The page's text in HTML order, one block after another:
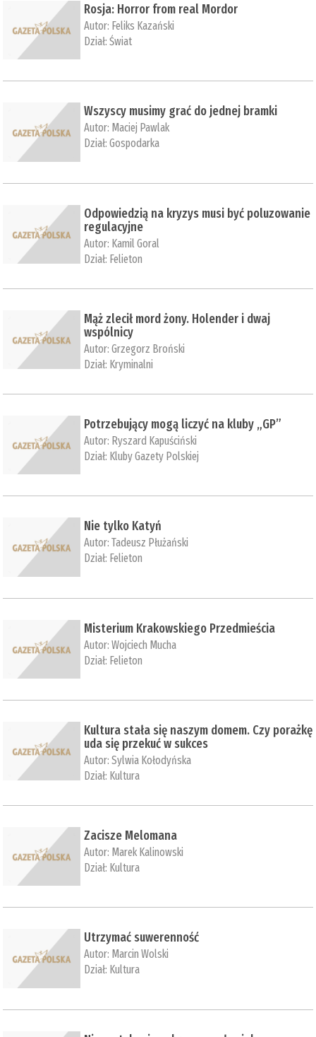
Rosja: Horror from real Mordor
Autor: Feliks Kazański
Dział:Świat
Wszyscy musimy grać do jednej bramki
Autor: Maciej Pawlak
Dział:Gospodarka
Odpowiedzią na kryzys musi być poluzowanie
regulacyjne
Autor: Kamil Goral
Dział: Felieton
Mąż zlecił mord żony. Holender i dwaj
wspólnicy
Autor:Grzegorz Broński
Dział: Kryminalni
Potrzebujący mogą liczyć na kluby „GP”
Autor: Ryszard Kapuściński
Dział: Kluby Gazety Polskiej
Nie tylko Katyń
Autor:Tadeusz Płużański
Dział: Felieton
Misterium Krakowskiego Przedmieścia
Autor:Wojciech Mucha
Dział: Felieton
Kultura stała się naszym domem. Czy porażkę
uda się przekuć w sukces
Autor:Sylwia Kołodyńska
Dział: Kultura
Zacisze Melomana
Autor: Marek Kalinowski
Dział: Kultura
Utrzymać suwerenność
Autor: Marcin Wolski
Dział: Kultura